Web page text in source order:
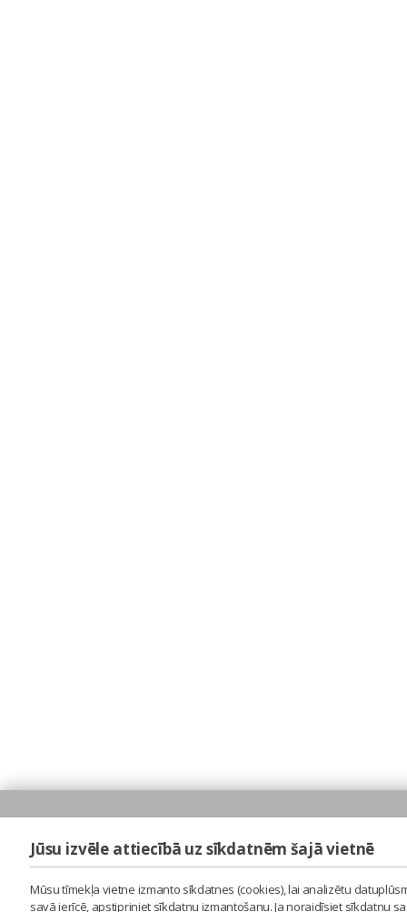
Jūsu izvēle attiecībā uz sīkdatnēm šajā vietnē
Mūsu tīmekļa vietne izmanto sīkdatnes (cookies), lai analizētu
savā ierīcē, apstipriniet sīkdatņu izmantošanu. Ja noraidīsiet sīkdatņu